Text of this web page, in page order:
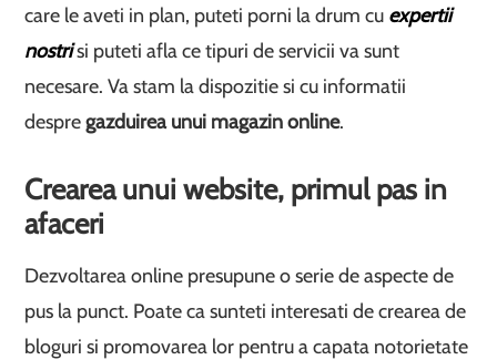
care le aveti in plan, puteti porni la drum cu expertii
nostrisi puteti afla ce tipuri de servicii va sunt
necesare. Va stam la dispozitie si cu informatii
despregazduirea unui magazin online.
Crearea unui website, primul pas in
afaceri
Dezvoltarea online presupune o serie de aspecte de
pus la punct. Poate ca sunteti interesati de crearea de
bloguri si promovarea lor pentru a capata notorietate